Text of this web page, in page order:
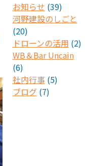
お知らせ (39)
河野建設のしごと
(20)
ドローンの活用 (2)
WB＆Bar Uncain
(6)
社内行事(5)
ブログ(7)